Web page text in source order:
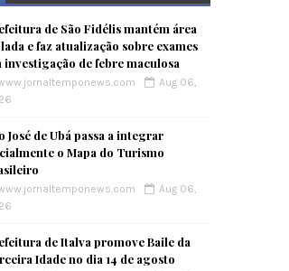
de São Fidélis mantém área
e faz atualização sobre exames
investigação de febre maculosa
Aug 06,
José de Ubá passa a integrar
o Mapa do Turismo
Aug 06,
de Italva promove Baile da
Idade no dia 14 de agosto